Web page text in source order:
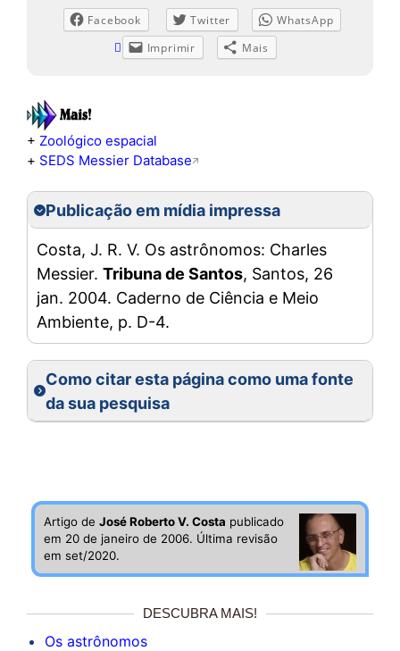
Facebook Twitter
WhatsApp
Imprimir
Mais
+ Zoológico espacial
+ SEDS Messier Database
Publicação em mídia impressa
Costa, J. R. V. Os astrônomos: Charles
Messier. Tribuna de Santos, Santos, 26
jan. 2004. Caderno de Ciência e Meio
Ambiente, p. D-4.
Como citar esta página como uma fonte
da sua pesquisa
Artigo deJosé Roberto V. Costa publicado
em 20 de janeiro de 2006. Última revisão
em set/2020.
DESCUBRA MAIS!
Os astrônomos